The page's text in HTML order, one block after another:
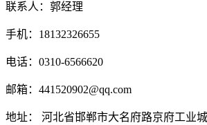
联系人：郭经理
手机：18132326655
电话：0310-6566620
邮箱：441520902@qq.com
地址： 河北省邯郸市大名府路京府工业城